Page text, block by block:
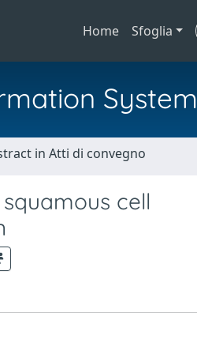
Home Sfoglia
System
in Atti di convegno
cell